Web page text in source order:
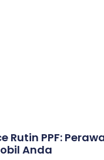
Rutin PPF:
Anda